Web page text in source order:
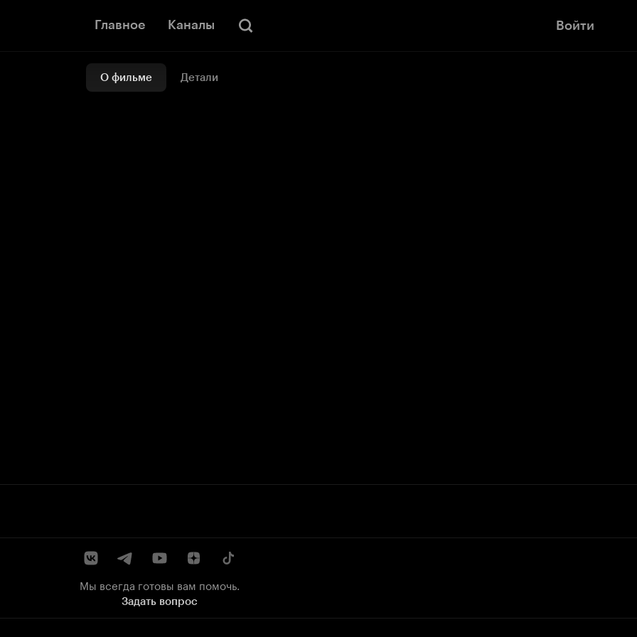
Главное Каналы Войти
О фильме Детали
Мы всегда готовы вам помочь.
Задать вопрос